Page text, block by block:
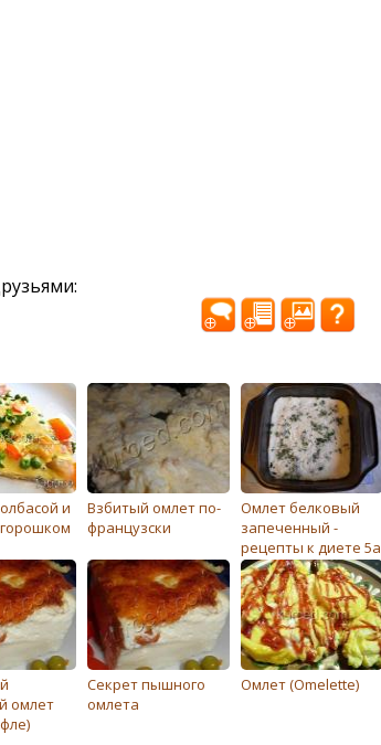
и
Взбитый омлет по-
французски
Омлет белковый
запеченный -
рецепты к диете 5а
омлет
Секрет пышного
омлета
Омлет (Omelette)